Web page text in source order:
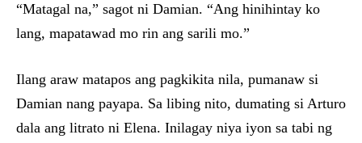
“Matagal na,” sagot ni Damian. “Ang hinihintay ko
lang, mapatawad mo rin ang sarili mo.”
Ilang araw matapos ang pagkikita nila, pumanaw si
Damian nang payapa. Sa libing nito, dumating si Arturo
dala ang litrato ni Elena. Inilagay niya iyon sa tabi ng